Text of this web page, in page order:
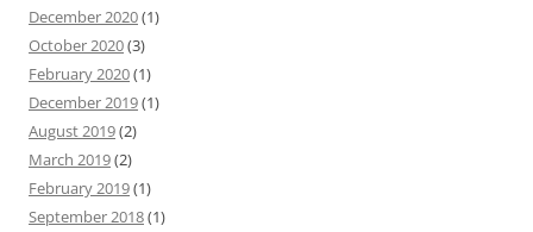
December 2020(1)
October 2020(3)
February 2020(1)
December 2019(1)
August 2019(2)
March 2019(2)
February 2019(1)
September 2018(1)